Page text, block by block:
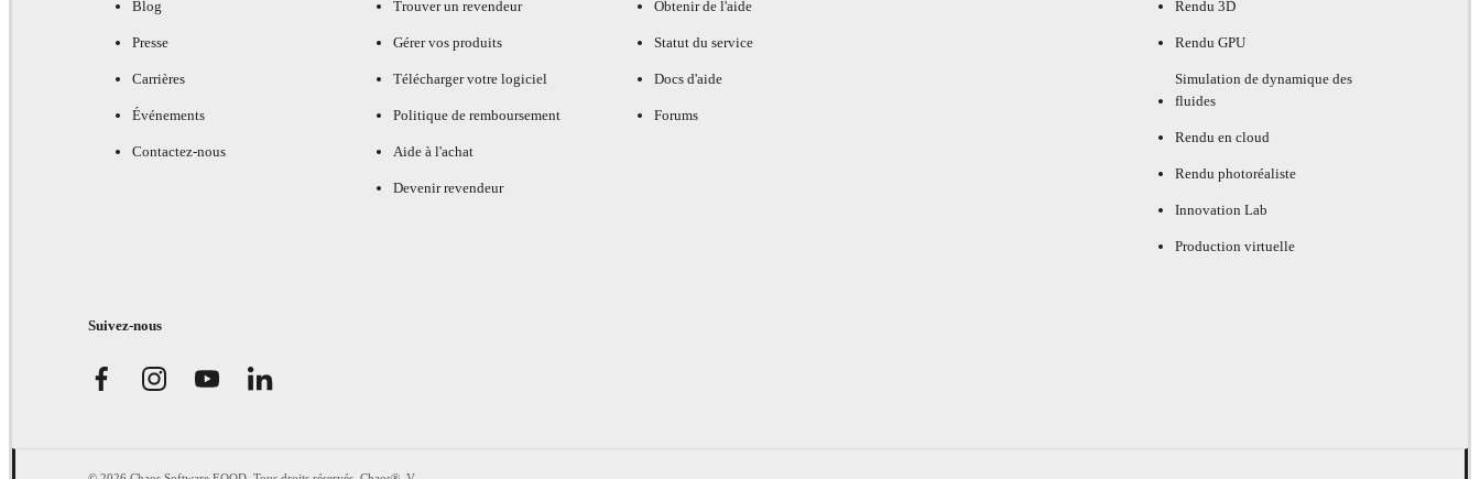
Blog
Presse
Carrières
Événements
Contactez-nous
Trouver un revendeur
Gérer vos produits
Télécharger votre logiciel
Politique de remboursement
Aide à l'achat
Devenir revendeur
Obtenir de l'aide
Statut du service
Docs d'aide
Forums
Rendu 3D
Rendu GPU
Simulation de dynamique des
fluides
Rendu en cloud
Rendu photoréaliste
Innovation Lab
Production virtuelle
Suivez-nous